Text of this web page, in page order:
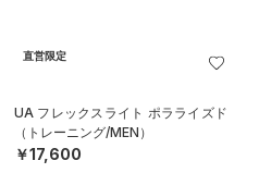
直営限定
UA フレックスライト ポラライズド
（トレーニング/MEN）
￥17,600